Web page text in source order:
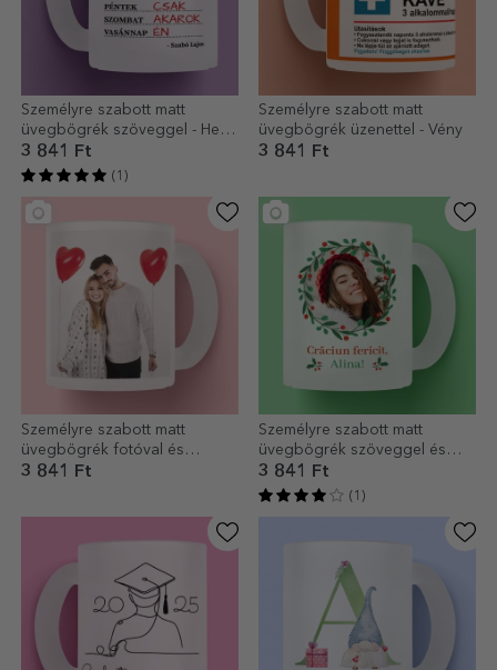
Személyre szabott matt
üvegbögrék szöveggel - Heti
ütemterv
3 841 Ft
(1)
Személyre szabott matt
üvegbögrék üzenettel - Vény
3 841 Ft
Személyre szabott matt
üvegbögrék fotóval és
szöveggel
3 841 Ft
Személyre szabott matt
üvegbögrék szöveggel és
fotóval - Boldog karácsonyt!
3 841 Ft
(1)